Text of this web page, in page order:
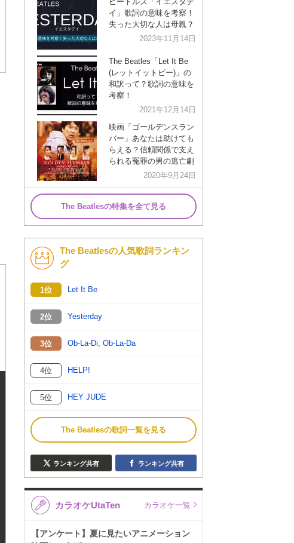
イ」歌詞の意味を考察！
失った大切な人は母親？
2023年11月14日
The Beatles「Let It Be
(レットイットビー)」の
和訳って？歌詞の意味を
考察！
2021年12月14日
映画「ゴールデンスラン
バー」あなたは助けても
らえる？信頼関係で支え
られる冤罪の男の逃亡劇
2020年9月24日
The Beatlesの特集を全て見る
The Beatlesの人気歌詞ランキン
グ
1位 Let It Be
2位 Yesterday
3位 Ob-La-Di, Ob-La-Da
4位 HELP!
5位 HEY JUDE
The Beatlesの歌詞一覧を見る
ランキング共有 ランキング共有
カラオケUtaTen カラオケ一覧
【アンケート】夏に見たいアニメーション